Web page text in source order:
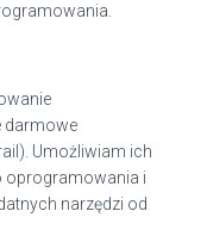
darmowe
Umożliwiam ich
oprogramowania i
narzędzi od